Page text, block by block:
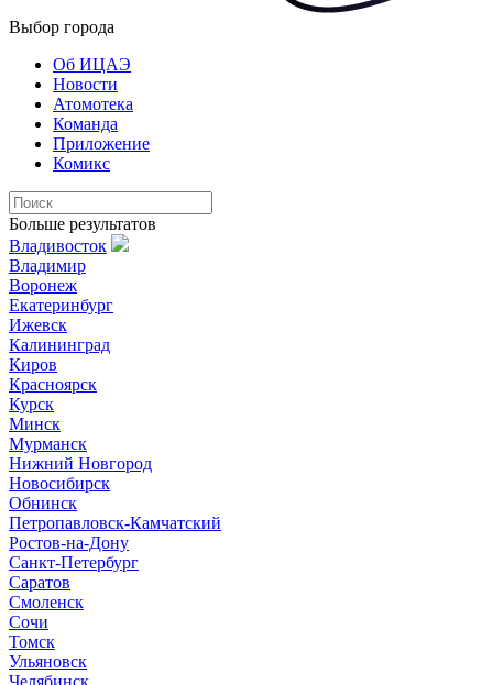
Выбор города
Об ИЦАЭ
Новости
Атомотека
Команда
Приложение
Комикс
Больше результатов
Владивосток
Владимир
Воронеж
Екатеринбург
Ижевск
Калининград
Киров
Красноярск
Курск
Минск
Мурманск
Нижний Новгород
Новосибирск
Обнинск
Петропавловск-Камчатский
Ростов-на-Дону
Санкт-Петербург
Саратов
Смоленск
Сочи
Томск
Ульяновск
Челябинск